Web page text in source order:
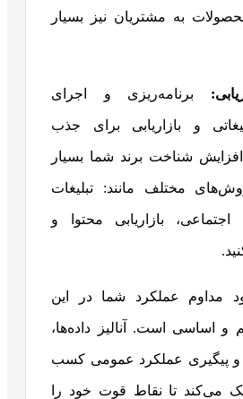
به مشتریان نیز بسیار
برنامه‌ریزی و اجرای
و بازاریابی برای جذب
شناخت برند شما بسیار
مختلف مانند: تبلیغات
اجتماعی، بازاریابی محتوا و
مداوم عملکرد شما در این
و اساسی است. آنالیز داده‌ها،
و پیگیری عملکرد عمومی کسب
می‌کند تا نقاط قوت خود را